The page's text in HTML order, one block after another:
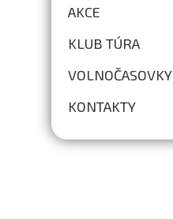
AKCE
KLUB TÚRA
VOLNOČASOVKY
KONTAKTY